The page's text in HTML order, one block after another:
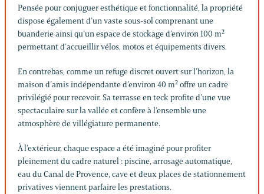
Pensée pour conjuguer esthétique et fonctionnalité, la propriété
dispose également d’un vaste sous-sol comprenant une
buanderie ainsi qu’un espace de stockage d’environ 100 m²
permettant d’accueillir vélos, motos et équipements divers.
En contrebas, comme un refuge discret ouvert sur l’horizon, la
maison d’amis indépendante d’environ 40 m² offre un cadre
privilégié pour recevoir. Sa terrasse en teck profite d’une vue
spectaculaire sur la vallée et confère à l’ensemble une
atmosphère de villégiature permanente.
À l’extérieur, chaque espace a été imaginé pour profiter
pleinement du cadre naturel : piscine, arrosage automatique,
eau du Canal de Provence, cave et deux places de stationnement
privatives viennent parfaire les prestations.